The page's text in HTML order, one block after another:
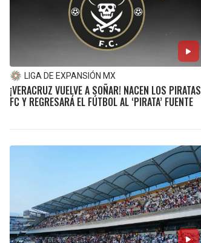
LIGA DE EXPANSIÓN MX
¡VERACRUZ VUELVE A SOÑAR! NACEN LOS PIRATAS
FC Y REGRESARÁ EL FÚTBOL AL ‘PIRATA’ FUENTE